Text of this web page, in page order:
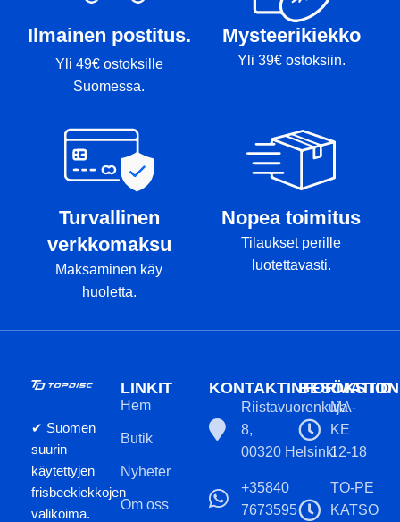
Ilmainen postitus.
Yli 49€ ostoksille
Suomessa.
Mysteerikiekko
Yli 39€ ostoksiin.
Turvallinen
verkkomaksu
Maksaminen käy
huoletta.
Nopea toimitus
Tilaukset perille
luotettavasti.
✔ Suomen
suurin
käytettyjen
frisbeekiekkojen
valikoima.
LINKIT
Hem
Butik
Nyheter
Om oss
KONTAKTINFORMATION
Riistavuorenkuja
8,
00320 Helsinki
+35840
7673595
BESÖKSTID
MA-
KE
12-18
TO-PE
KATSO